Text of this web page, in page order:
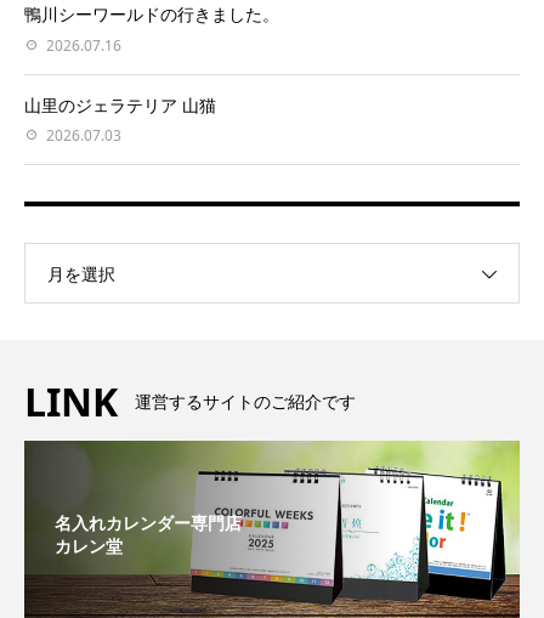
鴨川シーワールドの行きました。
2026.07.16
山里のジェラテリア 山猫
2026.07.03
月を選択
LINK 運営するサイトのご紹介です
名入れカレンダー専門店
カレン堂